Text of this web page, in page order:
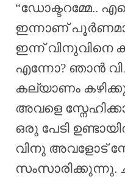
“ഡോക്ടറമ്മേ..
ഇന്നാണ്
ഇന്ന് വിനുവിനെ
എന്നോ? ഞാൻ
കല്യാണം
അവളെ
ഒരു പേടി
വിനു അവളോട്‌
സംസാരിക്കുന്നു.